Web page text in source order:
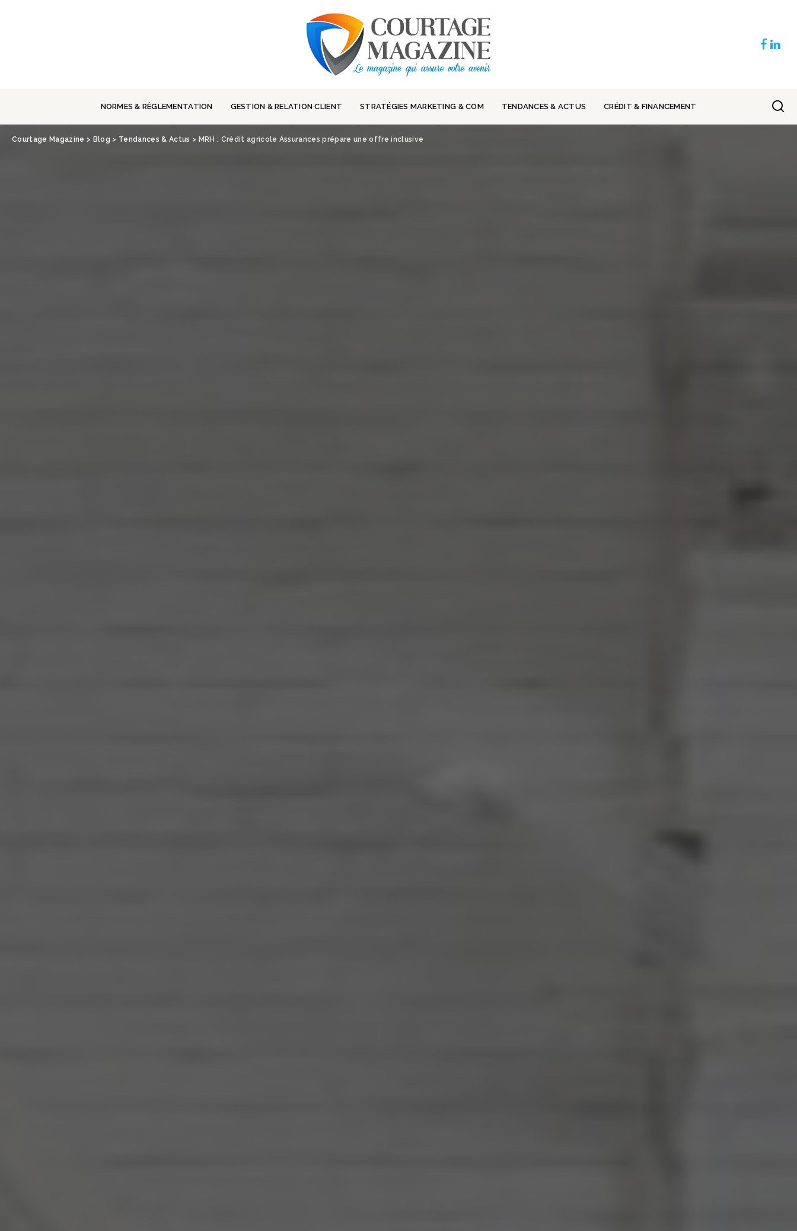
NORMES & RÈGLEMENTATION GESTION & RELATION CLIENT STRATÉGIES MARKETING & COM TENDANCES & ACTUS CRÉDIT & FINANCEMENT
Courtage Magazine > Blog > Tendances & Actus > MRH : Crédit agricole Assurances prépare une offre inclusive